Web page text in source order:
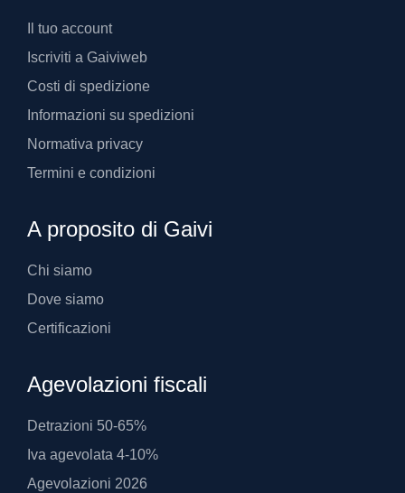
Il tuo account
Iscriviti a Gaiviweb
Costi di spedizione
Informazioni su spedizioni
Normativa privacy
Termini e condizioni
A proposito di Gaivi
Chi siamo
Dove siamo
Certificazioni
Agevolazioni fiscali
Detrazioni 50-65%
Iva agevolata 4-10%
Agevolazioni 2026